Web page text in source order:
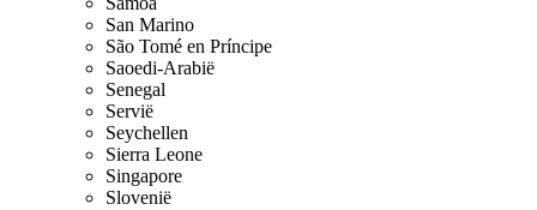
San Marino
São Tomé en Príncipe
Saoedi-Arabië
Senegal
Servië
Seychellen
Sierra Leone
Singapore
Slovenië